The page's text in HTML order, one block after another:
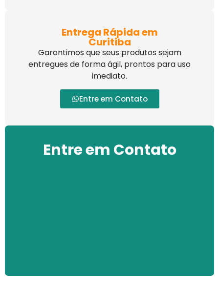
Entrega Rápida em
Curitiba
Garantimos que seus produtos sejam
entregues de forma ágil, prontos para uso
imediato.
Entre em Contato
Entre em Contato